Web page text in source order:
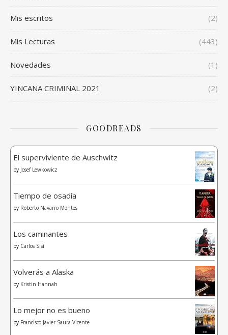
Mis escritos (2)
Mis Lecturas (443)
Novedades (1)
YINCANA CRIMINAL 2021 (2)
GOODREADS
El superviviente de Auschwitz
by Josef Lewkowicz
Tiempo de osadía
by Roberto Navarro Montes
Los caminantes
by Carlos Sisí
Volverás a Alaska
by Kristin Hannah
Lo mejor no es bueno
by Francisco Javier Saura Vicente